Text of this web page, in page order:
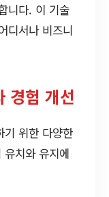
니다. 이 기술
디서나 비즈니
경험 개선
기 위한 다양한
치와 유지에